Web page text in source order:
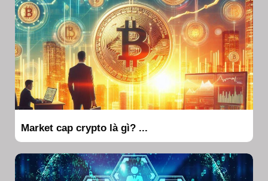
Market cap crypto là gì? ...